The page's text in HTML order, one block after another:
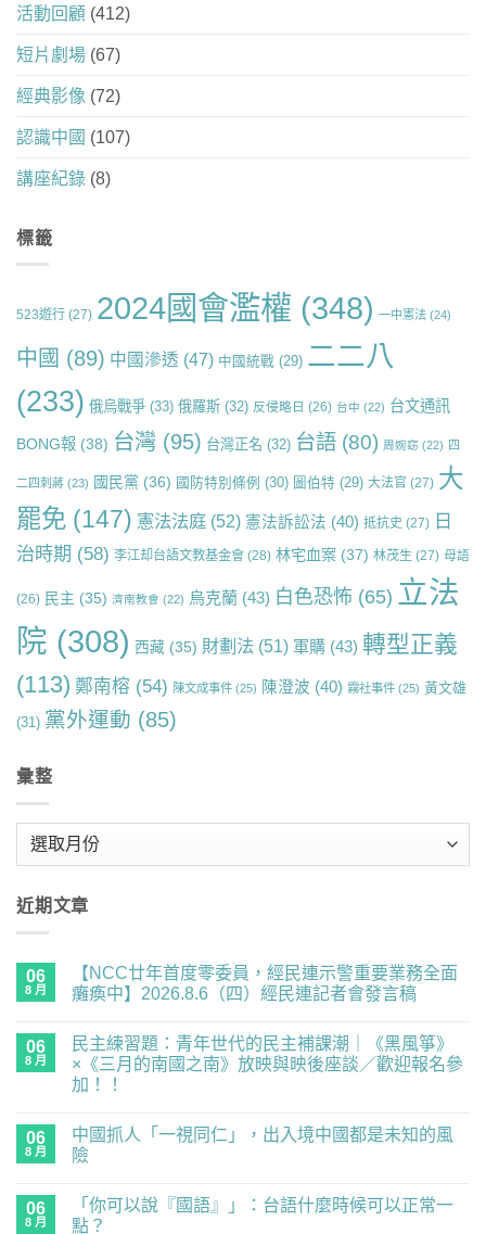
活動回顧 (412)
短片劇場 (67)
經典影像 (72)
認識中國 (107)
講座紀錄 (8)
標籤
523遊行 (27) 2024國會濫權 (348) 一中憲法 (24)
中國 (89) 中國滲透 (47) 中國統戰 (29) 二二八
(233) 俄烏戰爭 (33) 俄羅斯 (32) 反侵略日 (26) 台中 (22) 台文通訊
BONG報 (38) 台灣 (95) 台灣正名 (32) 台語 (80) 周婉窈 (22) 四
二四刺蔣 (23) 國民黨 (36) 國防特別條例 (30) 圖伯特 (29) 大法官 (27) 大
罷免 (147) 憲法法庭 (52) 憲法訴訟法 (40) 抵抗史 (27) 日
治時期 (58) 李江却台語文教基金會 (28) 林宅血案 (37) 林茂生 (27) 母語
(26) 民主 (35) 濟南教會 (22) 烏克蘭 (43) 白色恐怖 (65) 立法
院 (308) 西藏 (35) 財劃法 (51) 軍購 (43) 轉型正義
(113) 鄭南榕 (54) 陳文成事件 (25) 陳澄波 (40) 霧社事件 (25) 黃文雄
(31) 黨外運動 (85)
彙整
近期文章
06
8 月
【NCC廿年首度零委員，經民連示警重要業務全面
癱瘓中】2026.8.6（四）經民連記者會發言稿
廿
首
度
員，
經
民
要
留
言
06
8 月
民主練習題：青年世代的民主補課潮｜《黑風箏》
×《三月的南國之南》放映與映後座談／歡迎報名參
加！！
主
練
習
世
留
言
06
8 月
中國抓人「一視同仁」，出入境中國都是未知的風
險
抓
言
06
8 月
「你可以說『國語』」：台語什麼時候可以正常一
點？